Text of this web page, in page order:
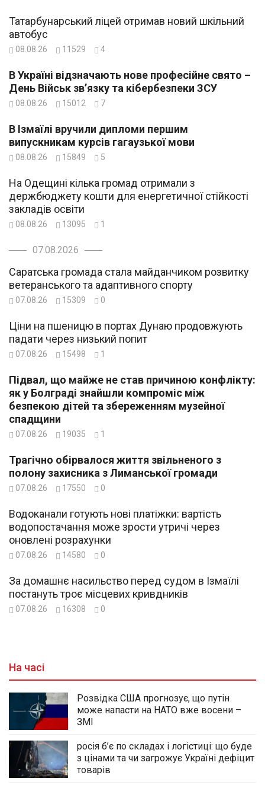
Татарбунарський ліцей отримав новий шкільний
автобус
08.08.26 11529 4
В Україні відзначають нове професійне свято –
День Військ зв’язку та кібербезпеки ЗСУ
08.08.26 15012 7
В Ізмаїлі вручили дипломи першим
випускникам курсів гагаузької мови
08.08.26 15849 5
На Одещині кілька громад отримали з
держбюджету кошти для енергетичної стійкості
закладів освіти
08.08.26 13095 1
07.08.2026
Саратська громада стала майданчиком розвитку
ветеранського та адаптивного спорту
07.08.26 15309 0
Ціни на пшеницю в портах Дунаю продовжують
падати через низький попит
07.08.26 15498 1
Підвал, що майже не став причиною конфлікту:
як у Болграді знайшли компроміс між
безпекою дітей та збереженням музейної
спадщини
07.08.26 19035 1
Трагічно обірвалося життя звільненого з
полону захисника з Лиманської громади
07.08.26 17550 0
Водоканали готують нові платіжки: вартість
водопостачання може зрости утричі через
оновлені розрахунки
07.08.26 14580 0
За домашнє насильство перед судом в Ізмаїлі
постануть троє місцевих кривдників
07.08.26 16308 0
На часі
Розвідка США прогнозує, що путін
може напасти на НАТО вже восени –
ЗМІ
росія б’є по складах і логістиці: що буде
з цінами та чи загрожує Україні дефіцит
товарів